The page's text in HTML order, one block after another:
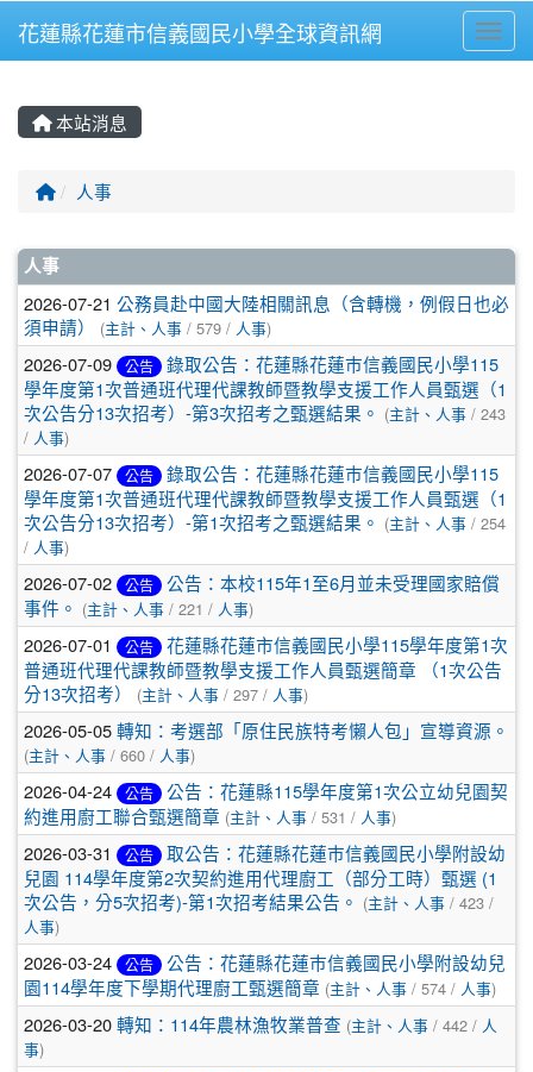
⏸
花蓮縣花蓮市信義國民小學全球資訊網
本站消息
回首頁
人事
文章列表
人事
2026-07-21 公務員赴中國大陸相關訊息（含轉機，例假日也必
須申請）
(主計、人事 / 579 / 人事)
2026-07-09 公告
錄取公告：花蓮縣花蓮巿信義國民小學115
學年度第1次普通班代理代課教師暨教學支援工作人員甄選（1
次公告分13次招考）-第3次招考之甄選結果。 (主計、人事 / 243
/ 人事)
2026-07-07 公告
錄取公告：花蓮縣花蓮巿信義國民小學115
學年度第1次普通班代理代課教師暨教學支援工作人員甄選（1
次公告分13次招考）-第1次招考之甄選結果。 (主計、人事 / 254
/ 人事)
2026-07-02 公告
公告：本校115年1至6月並未受理國家賠償
事件。 (主計、人事 / 221 / 人事)
2026-07-01 公告
花蓮縣花蓮市信義國民小學115學年度第1次
普通班代理代課教師暨教學支援工作人員甄選簡章 （1次公告
分13次招考）
(主計、人事 / 297 / 人事)
2026-05-05轉知：考選部「原住民族特考懶人包」宣導資源。
(主計、人事 / 660 / 人事)
2026-04-24 公告
公告：花蓮縣115學年度第1次公立幼兒園契
約進用廚工聯合甄選簡章 (主計、人事 / 531 / 人事)
2026-03-31 公告
取公告：花蓮縣花蓮巿信義國民小學附設幼
兒園 114學年度第2次契約進用代理廚工（部分工時）甄選 (1
次公告，分5次招考)-第1次招考結果公告。 (主計、人事 / 423 /
人事)
2026-03-24 公告
公告：花蓮縣花蓮巿信義國民小學附設幼兒
園114學年度下學期代理廚工甄選簡章 (主計、人事 / 574 / 人事)
2026-03-20轉知：114年農林漁牧業普查 (主計、人事 / 442 / 人
事)